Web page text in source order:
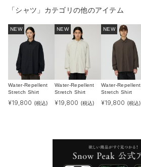
「シャツ」カテゴリの他のアイテム
NEW
Water-Repellent
Stretch Shirt
¥19,800 (税込)
NEW
Water-Repellent
Stretch Shirt
¥19,800 (税込)
NEW
Water-Repellent
Stretch Shirt
¥19,800 (税込)